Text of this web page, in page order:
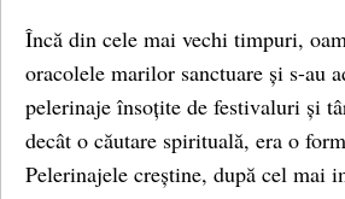
Încă din cele mai vechi timpuri,
oracolele marilor sanctuare și s-au
pelerinaje însoțite de festivaluri și
decât o căutare spirituală, era o
Pelerinajele creștine, după cel mai